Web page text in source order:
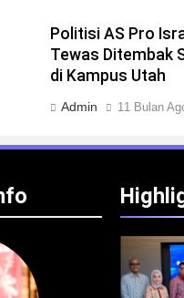
Politisi AS Pro
Tewas Ditembak
di Kampus Utah
Admin 11 Bulan